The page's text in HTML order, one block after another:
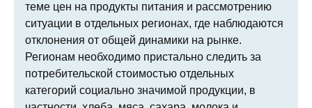
теме цен на продукты питания и рассмотрению
ситуации в отдельных регионах, где наблюдаются
отклонения от общей динамики на рынке.
Регионам необходимо пристально следить за
потребительской стоимостью отдельных
категорий социально значимой продукции, в